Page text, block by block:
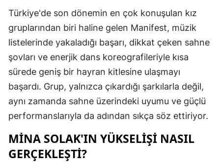
Eskişehir
Gaziantep
Giresun
Hakkari
Hatay
Türkiye'de son dönemin en çok konuşulan kız
gruplarından biri haline gelen Manifest, müzik
listelerinde yakaladığı başarı, dikkat çeken sahne
şovları ve enerjik dans koreografileriyle kısa
sürede geniş bir hayran kitlesine ulaşmayı
başardı. Grup, yalnızca çıkardığı şarkılarla değil,
aynı zamanda sahne üzerindeki uyumu ve güçlü
performanslarıyla da adından sıkça söz ettiriyor.
MINA SOLAK'IN YÜKSELIŞI NASIL
GERÇEKLEŞTI?